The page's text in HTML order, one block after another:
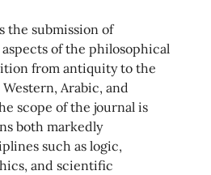
the submission of
of the philosophical
from antiquity to the
Arabic, and
scope of the journal is
both markedly
such as logic,
and scientific